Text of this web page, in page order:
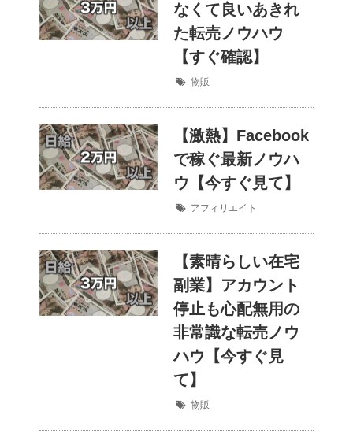
なくて良いあきれ
た転売ノウハウ
【すぐ確認】
物販
【激熱】Facebook
で稼ぐ最新ノウハ
ウ【今すぐ見て】
アフィリエイト
【素晴らしい在宅
副業】アカウント
停止も心配無用の
非常識な転売ノウ
ハウ【今すぐ見
て】
物販